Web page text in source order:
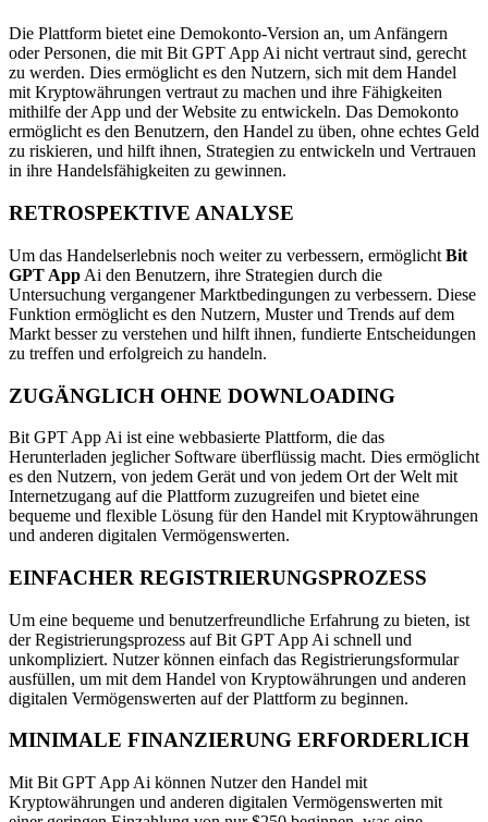
Die Plattform bietet eine Demokonto-Version an, um Anfängern
oder Personen, die mit Bit GPT App Ai nicht vertraut sind, gerecht
zu werden. Dies ermöglicht es den Nutzern, sich mit dem Handel
mit Kryptowährungen vertraut zu machen und ihre Fähigkeiten
mithilfe der App und der Website zu entwickeln. Das Demokonto
ermöglicht es den Benutzern, den Handel zu üben, ohne echtes Geld
zu riskieren, und hilft ihnen, Strategien zu entwickeln und Vertrauen
in ihre Handelsfähigkeiten zu gewinnen.
RETROSPEKTIVE ANALYSE
Um das Handelserlebnis noch weiter zu verbessern, ermöglicht Bit
GPT App Ai den Benutzern, ihre Strategien durch die
Untersuchung vergangener Marktbedingungen zu verbessern. Diese
Funktion ermöglicht es den Nutzern, Muster und Trends auf dem
Markt besser zu verstehen und hilft ihnen, fundierte Entscheidungen
zu treffen und erfolgreich zu handeln.
ZUGÄNGLICH OHNE DOWNLOADING
Bit GPT App Ai ist eine webbasierte Plattform, die das
Herunterladen jeglicher Software überflüssig macht. Dies ermöglicht
es den Nutzern, von jedem Gerät und von jedem Ort der Welt mit
Internetzugang auf die Plattform zuzugreifen und bietet eine
bequeme und flexible Lösung für den Handel mit Kryptowährungen
und anderen digitalen Vermögenswerten.
EINFACHER REGISTRIERUNGSPROZESS
Um eine bequeme und benutzerfreundliche Erfahrung zu bieten, ist
der Registrierungsprozess auf Bit GPT App Ai schnell und
unkompliziert. Nutzer können einfach das Registrierungsformular
ausfüllen, um mit dem Handel von Kryptowährungen und anderen
digitalen Vermögenswerten auf der Plattform zu beginnen.
MINIMALE FINANZIERUNG ERFORDERLICH
Mit Bit GPT App Ai können Nutzer den Handel mit
Kryptowährungen und anderen digitalen Vermögenswerten mit